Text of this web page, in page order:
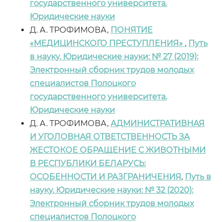
государственного университета.
Юридические науки
Д. А. ТРОФИМОВА, ПОНЯТИЕ
«МЕДИЦИНСКОГО ПРЕСТУПЛЕНИЯ» , Путь
в науку. Юридические науки: № 27 (2019):
Электронный сборник трудов молодых
специалистов Полоцкого
государственного университета.
Юридические науки
Д. А. ТРОФИМОВА, АДМИНИСТРАТИВНАЯ
И УГОЛОВНАЯ ОТВЕТСТВЕННОСТЬ ЗА
ЖЕСТОКОЕ ОБРАЩЕНИЕ С ЖИВОТНЫМИ
В РЕСПУБЛИКИ БЕЛАРУСЬ:
ОСОБЕННОСТИ И РАЗГРАНИЧЕНИЯ, Путь в
науку. Юридические науки: № 32 (2020):
Электронный сборник трудов молодых
специалистов Полоцкого